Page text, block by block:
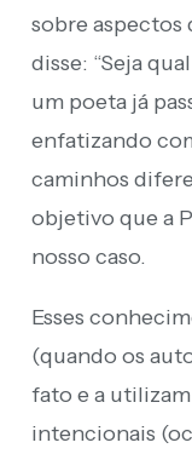
sobre aspectos
disse: “Seja
um poeta já
enfatizando
caminhos
objetivo que a
nosso caso.
Esses
(quando os
fato e a
intencionais